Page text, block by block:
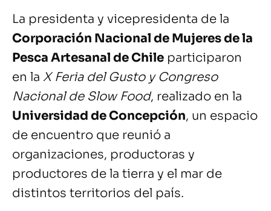
La presidenta y vicepresidenta de la
Corporación Nacional de Mujeres de la
Pesca Artesanal de Chile participaron
en la X Feria del Gusto y Congreso
Nacional de Slow Food, realizado en la
Universidad de Concepción, un espacio
de encuentro que reunió a
organizaciones, productoras y
productores de la tierra y el mar de
distintos territorios del país.